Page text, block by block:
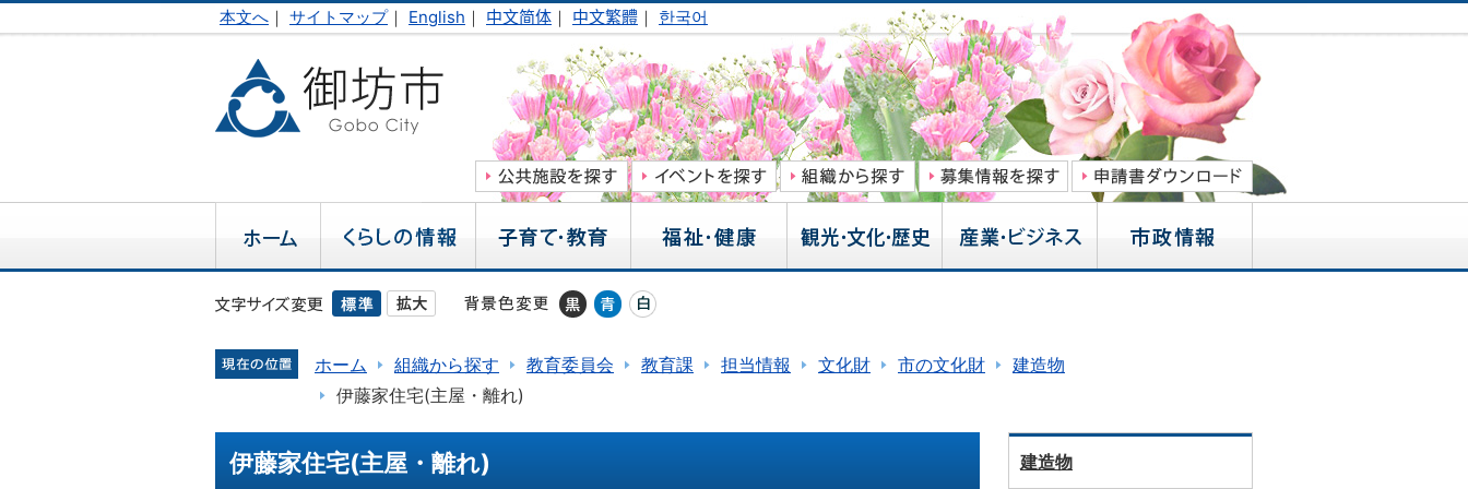
本文へ ｜ サイトマップ｜ English ｜ 中文简体 ｜ 中文繁體 ｜ 한국어
ホーム 組織から探す 教育委員会 教育課 担当情報 文化財 市の文化財
建造物
伊藤家住宅(主屋・離れ)
伊藤家住宅(主屋・離れ) 建造物